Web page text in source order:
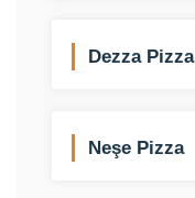
Dezza Pizza
Neşe Pizza